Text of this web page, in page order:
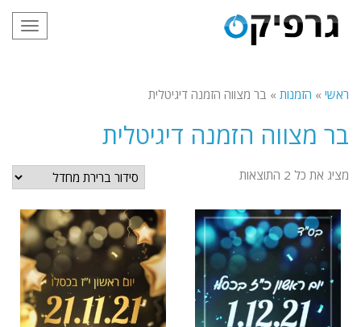
ראשי » הזמנות » בר מצווה הזמנה דיגיטלית
בר מצווה הזמנה דיגיטלית
מציג את כל 2 התוצאות